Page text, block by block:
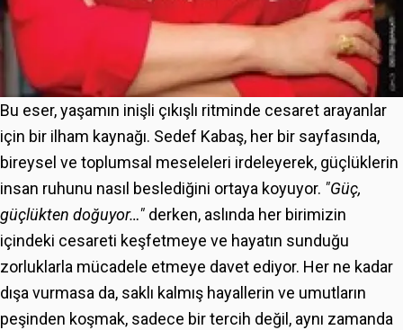
Bu eser, yaşamın inişli çıkışlı ritminde cesaret arayanlar
için bir ilham kaynağı. Sedef Kabaş, her bir sayfasında,
bireysel ve toplumsal meseleleri irdeleyerek, güçlüklerin
insan ruhunu nasıl beslediğini ortaya koyuyor. "Güç,
güçlükten doğuyor…" derken, aslında her birimizin
içindeki cesareti keşfetmeye ve hayatın sunduğu
zorluklarla mücadele etmeye davet ediyor. Her ne kadar
dışa vurmasa da, saklı kalmış hayallerin ve umutların
peşinden koşmak, sadece bir tercih değil, aynı zamanda